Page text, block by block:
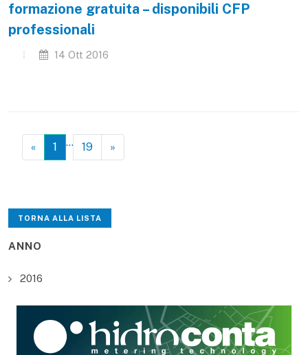
formazione gratuita – disponibili CFP
professionali
14 Ott 2016
« 1 … 19 »
TORNA ALLA LISTA
ANNO
2016